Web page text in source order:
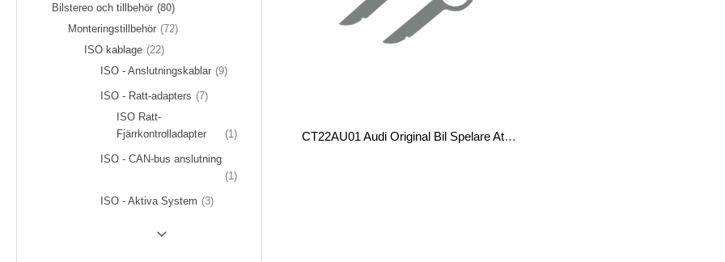
CT22AU01 Audi Original Bil Spelare Att Frigöra Järn Set
Bilstereo och tillbehör 80
föremål
Monteringstillbehör 72
föremål
ISO kablage 22
föremål
ISO - Anslutningskablar 9
föremål
ISO - Ratt-adapters 7
föremål
ISO Ratt-
Fjärrkontrolladapter
1
Artikel
ISO - CAN-bus anslutning
1
Artikel
ISO - Aktiva System 3
föremål